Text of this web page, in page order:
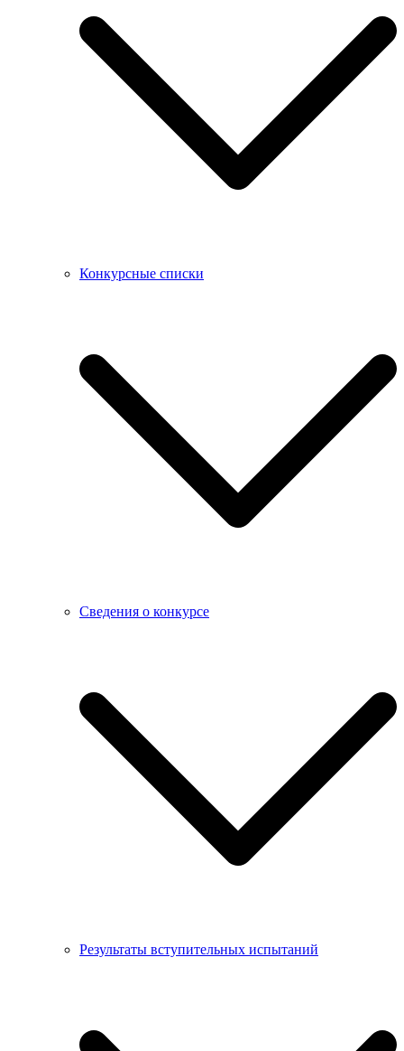
Конкурсные списки
Сведения о конкурсе
Результаты вступительных испытаний